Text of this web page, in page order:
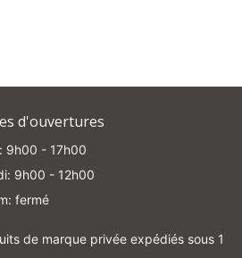
d'ouvertures
9h00 - 17h00
9h00 - 12h00
fermé
de marque privée expédiés sous 1